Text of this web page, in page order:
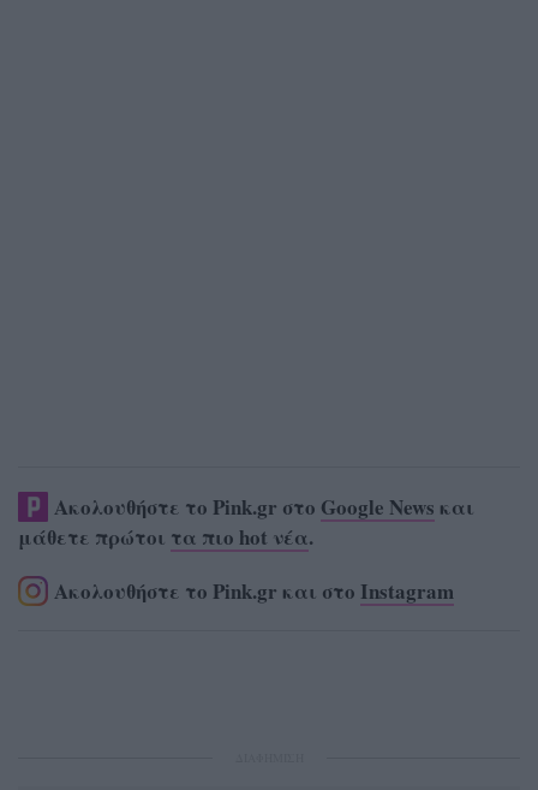
Ακολουθήστε το Pink.gr στο Google News και
μάθετε πρώτοι τα πιο hot νέα.
Ακολουθήστε το Pink.gr και στο Instagram